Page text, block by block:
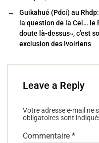
o
o
k
→
Guikahué (Pdci) au
la question de la Cei… le
doute là-dessus», c’est
exclusion des Ivoiriens
Leave a Reply
Votre adresse e-mail ne
obligatoires sont
Commentaire *